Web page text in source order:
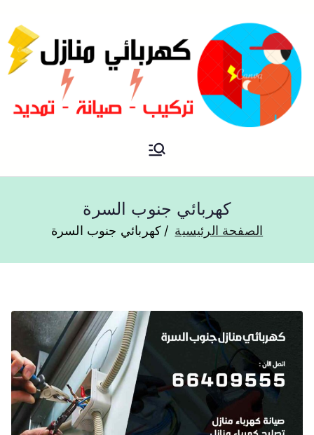
فني كهربائي منازل الكويت
كهربائي جنوب السرة
الصفحة الرئيسية كهربائي جنوب السرة